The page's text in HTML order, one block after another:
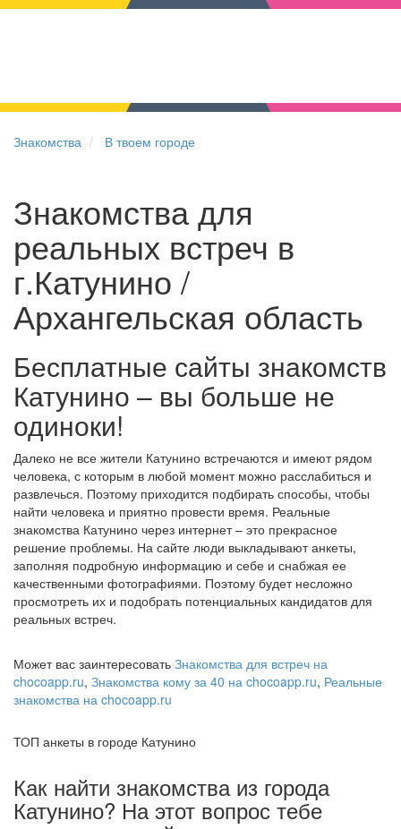
Знакомства В твоем городе
Знакомства для
реальных встреч в
г.Катунино /
Архангельская область
Бесплатные сайты знакомств
Катунино – вы больше не
одиноки!
Далеко не все жители Катунино встречаются и имеют рядом
человека, с которым в любой момент можно расслабиться и
развлечься. Поэтому приходится подбирать способы, чтобы
найти человека и приятно провести время. Реальные
знакомства Катунино через интернет – это прекрасное
решение проблемы. На сайте люди выкладывают анкеты,
заполняя подробную информацию и себе и снабжая ее
качественными фотографиями. Поэтому будет несложно
просмотреть их и подобрать потенциальных кандидатов для
реальных встреч.
Может вас заинтересовать Знакомства для встреч на
chocoapp.ru, Знакомства кому за 40 на chocoapp.ru, Реальные
знакомства на chocoapp.ru
ТОП анкеты в городе Катунино
Как найти знакомства из города
Катунино? На этот вопрос тебе